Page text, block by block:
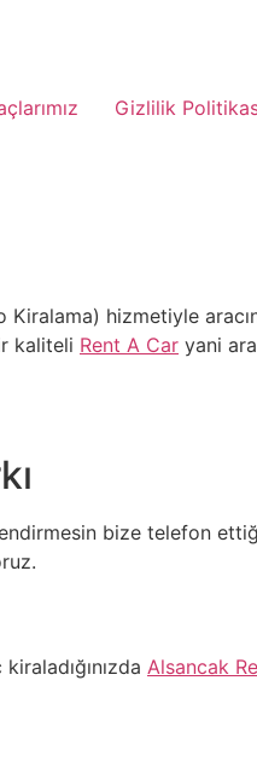
Gizlilik
hizmetiyle
kaliteli Rent A Car yani
bize telefon
Alsancak